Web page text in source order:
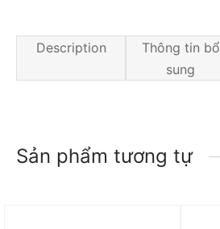
Description
Thông tin bổ
sung
Sản phẩm tương tự